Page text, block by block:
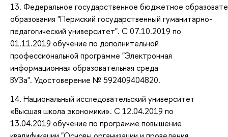
13. Федеральное государственное бюджетное
образования "Пермский государственный гуманитарно-
педагогический университет". С 07.10.2019 по
01.11.2019 обучение по дополнительной
профессиональной программе "Электронная
информационная образовательная среда
ВУЗа". Удостоверение № 592409404820.
14. Национальный исследовательский университет
«Высшая школа экономики». С 12.04.2019 по
13.04.2019 обучение по программе повышение